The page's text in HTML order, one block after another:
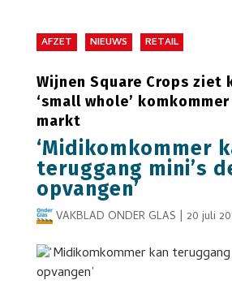
AFZET NIEUWS RETAIL
Wijnen Square Crops ziet
‘small whole’
markt
‘Midikomkommer
teruggang mini’s
opvangen’
VAKBLAD ONDER GLAS | 20 juli